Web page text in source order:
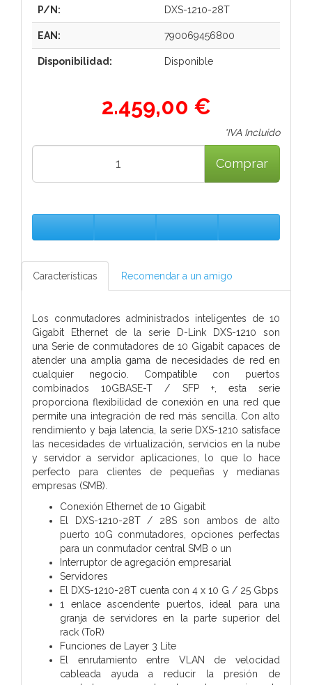
P/N: DXS-1210-28T
EAN: 790069456800
Disponibilidad: Disponible
2.459,00 €
*IVA Incluido
Comprar
Características Recomendar a un amigo
Los conmutadores administrados inteligentes de 10
Gigabit Ethernet de la serie D-Link DXS-1210 son
una Serie de conmutadores de 10 Gigabit capaces de
atender una amplia gama de necesidades de red en
cualquier negocio. Compatible con puertos
combinados 10GBASE-T / SFP +, esta serie
proporciona flexibilidad de conexión en una red que
permite una integración de red más sencilla. Con alto
rendimiento y baja latencia,
la serie DXS-1210 satisface
las necesidades de virtualización, servicios en la nube
y servidor a servidor aplicaciones, lo que lo hace
perfecto para clientes de pequeñas y medianas
empresas (SMB).
Conexión Ethernet de 10 Gigabit
El DXS-1210-28T / 28S son ambos de alto
puerto 10G conmutadores, opciones perfectas
para un conmutador central SMB o un
Interruptor de agregación empresarial
Servidores
El DXS-1210-28T cuenta con 4 x 10 G / 25 Gbps
1 enlace ascendente puertos, ideal para una
granja de servidores en la parte superior del
rack (ToR)
Funciones de Layer 3 Lite
El enrutamiento entre VLAN de velocidad
cableada ayuda a reducir la presión de